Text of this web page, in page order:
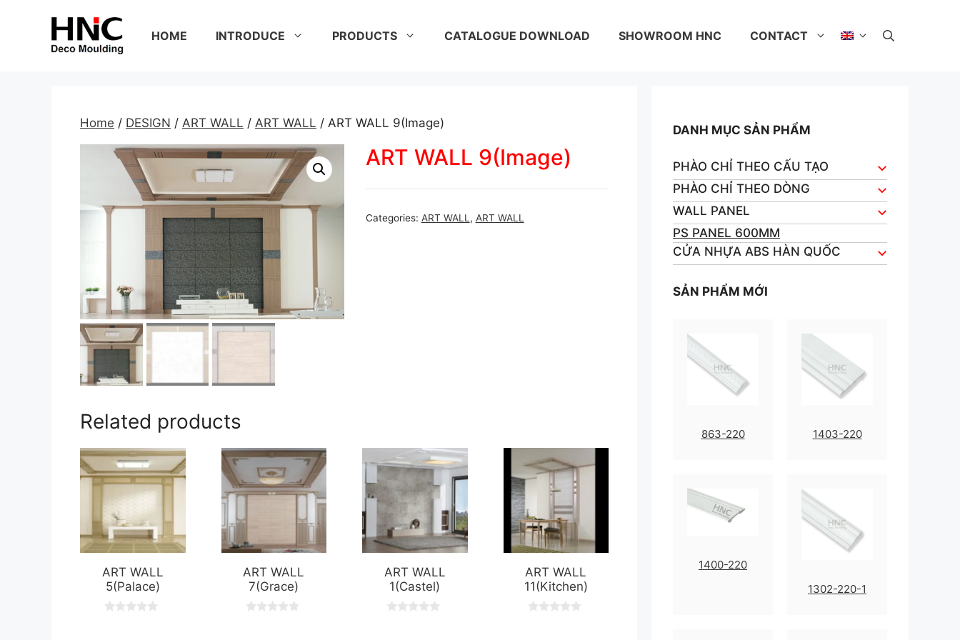
HOME INTRODUCE PRODUCTS CATALOGUE DOWNLOAD SHOWROOM HNC CONTACT
Home / DESIGN / ART WALL / ART WALL / ART WALL 9(Image)
ART WALL 9(Image)
Categories: ART WALL , ART WALL
Related products
ART WALL
5(Palace)
ART WALL
7(Grace)
ART WALL
1(Castel)
ART WALL
11(Kitchen)
DANH MỤC SẢN PHẨM
PHÀO CHỈ THEO CẤU TẠO
PHÀO CHỈ THEO DÒNG
WALL PANEL
PS PANEL 600MM
CỬA NHỰA ABS HÀN QUỐC
SẢN PHẨM MỚI
863-220 1403-220
1400-220
1302-220-1